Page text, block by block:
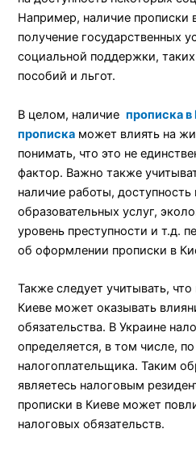
Например, наличие прописки
получение государственных
социальной поддержки,
пособий и льгот.
В целом, наличие прописка
прописка может влиять на
понимать, что это не
фактор. Важно также
наличие работы,
образовательных услуг,
уровень преступности и т.д.
об оформлении прописки в
Также следует учитывать,
Киеве может оказывать
обязательства. В Украине
определяется, в том числе,
налогоплательщика. Таким
являетесь налоговым
прописки в Киеве может
налоговых обязательств.